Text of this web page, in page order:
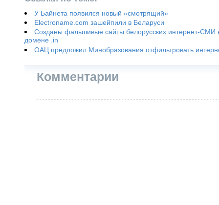
У Байнета появился новый «смотрящий»
Electroname.com зашейпили в Беларуси
Созданы фальшивые сайты белорусских интернет-СМИ
домене .in
ОАЦ предложил Минобразования отфильтровать
Комментарии